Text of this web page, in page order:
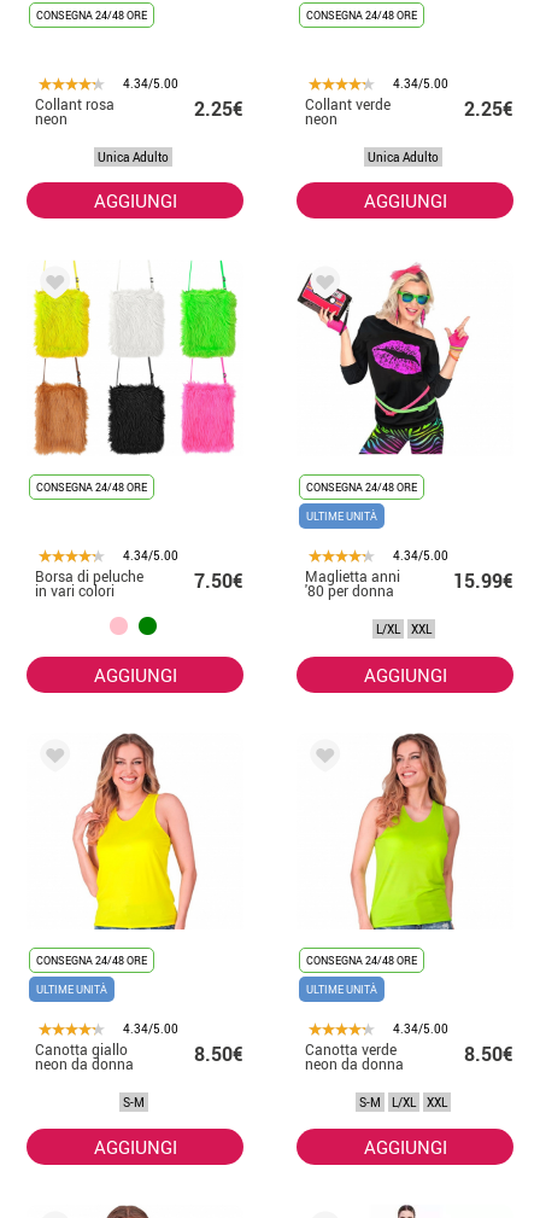
CONSEGNA 24/48 ORE
4.34/5.00
Collant rosa
neon 2.25€
Unica Adulto
AGGIUNGI
CONSEGNA 24/48 ORE
4.34/5.00
Collant verde
neon 2.25€
Unica Adulto
AGGIUNGI
CONSEGNA 24/48 ORE
4.34/5.00
Borsa di peluche
in vari colori 7.50€
AGGIUNGI
CONSEGNA 24/48 ORE
ULTIME UNITÀ
4.34/5.00
Maglietta anni
'80 per donna 15.99€
L/XL XXL
AGGIUNGI
CONSEGNA 24/48 ORE
ULTIME UNITÀ
4.34/5.00
Canotta giallo
neon da donna 8.50€
S-M
AGGIUNGI
CONSEGNA 24/48 ORE
ULTIME UNITÀ
4.34/5.00
Canotta verde
neon da donna 8.50€
S-M L/XL XXL
AGGIUNGI